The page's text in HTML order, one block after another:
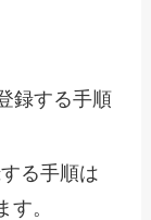
る手順は
。